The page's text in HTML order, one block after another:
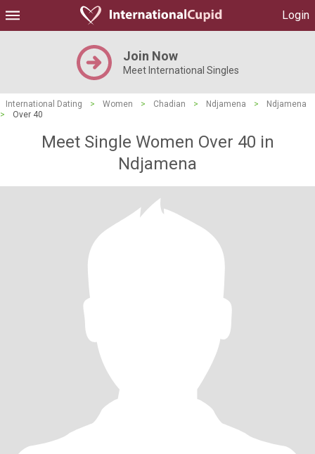
Login
Join Now
Meet International Singles
International Dating > Women > Chadian > Ndjamena >
Ndjamena
>
Over 40
Meet Single Women Over 40 in
Ndjamena